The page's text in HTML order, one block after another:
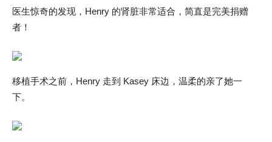
医生惊奇的发现，Henry 的肾脏非常适合，简直是完美捐赠
者！
移植手术之前，Henry 走到 Kasey 床边，温柔的亲了她一
下。